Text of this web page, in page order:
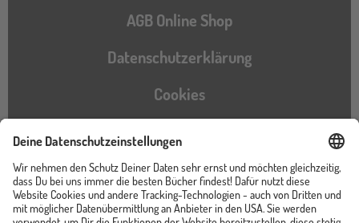
AGB Online Shop
Datenschutzerklärung
Cookies
Barrierefreiheitserklärung
Instagram
TikTokPinterestYouTubeFacebook